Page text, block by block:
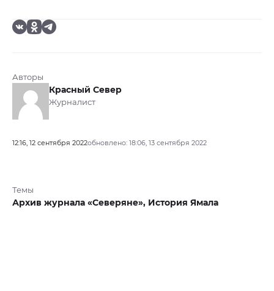
Авторы
Красный Север
Журналист
12:16, 12 сентября 2022обновлено: 18:06, 13 сентября 2022
Темы
Архив журнала «Северяне», История Ямала